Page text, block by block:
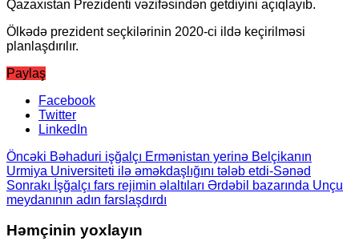
Qazaxıstan Prezidenti vəzifəsindən getdiyini açıqlayıb.
Ölkədə prezident seçkilərinin 2020-ci ildə keçirilməsi
planlaşdırılır.
Paylaş
Facebook
Twitter
LinkedIn
Öncəki Bəhaduri işğalçı Ermənistan yerinə Belçikanın
Urmiya Universiteti ilə əməkdaşlığını tələb etdi-Sənəd
Sonrakı İşğalçı fars rejimin əlaltıları Ərdəbil bazarında Unçu
meydanının adın farslaşdırdı
Həmçinin yoxlayın